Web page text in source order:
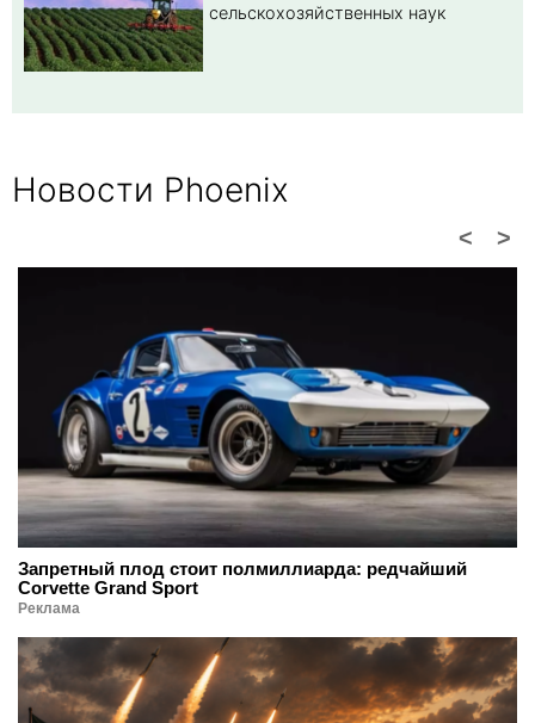
сельскохозяйственных наук
Новости Phoenix
>
<
Запретный плод стоит полмиллиарда: редчайший
Corvette Grand Sport
Реклама